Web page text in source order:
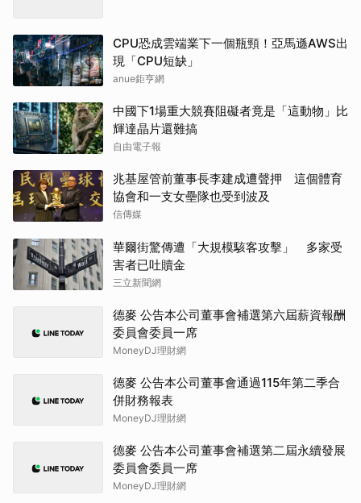
CPU恐成雲端業下一個瓶頸！亞馬遜AWS出
現「CPU短缺」
anue鉅亨網
中國下1場重大競賽阻礙者竟是「這動物」比
輝達晶片還難搞
自由電子報
兆基屋管前董事長李建成遭聲押 這個體育
協會和一支女壘隊也受到波及
信傳媒
華爾街驚傳遭「大規模駭客攻擊」 多家受
害者已吐贖金
三立新聞網
德麥 公告本公司董事會補選第六屆薪資報酬
委員會委員一席
MoneyDJ理財網
德麥 公告本公司董事會通過115年第二季合
併財務報表
MoneyDJ理財網
德麥 公告本公司董事會補選第二屆永續發展
委員會委員一席
MoneyDJ理財網